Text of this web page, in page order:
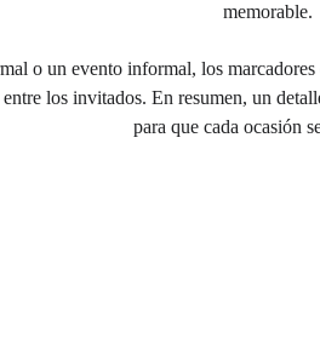
memorable.
o un evento informal, los
los invitados. En resumen, un
para que cada ocasión